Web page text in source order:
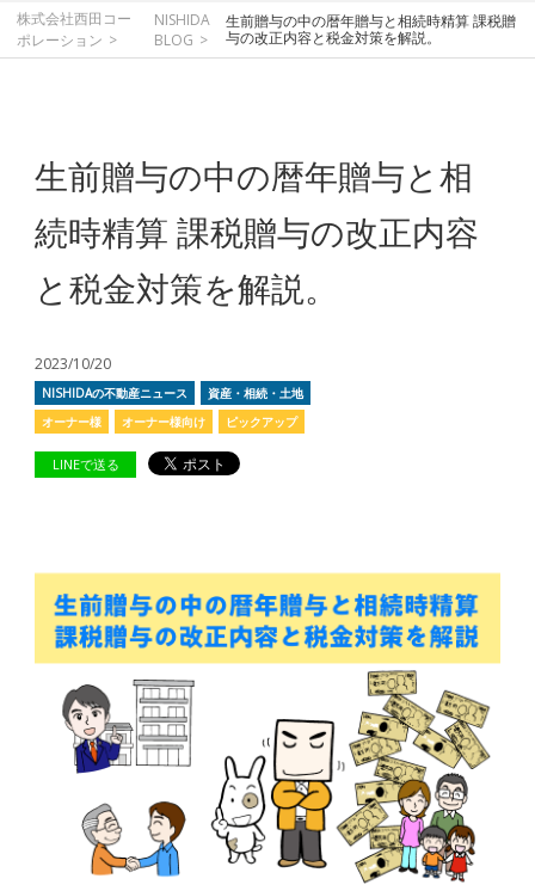
株式会社西田コー
ポレーション
NISHIDA
BLOG
生前贈与の中の暦年贈与と相続時精算 課税贈
与の改正内容と税金対策を解説。
生前贈与の中の暦年贈与と相
続時精算 課税贈与の改正内容
と税金対策を解説。
2023/10/20
NISHIDAの不動産ニュース
資産・相続・土地
オーナー様
オーナー様向け ピックアップ
LINEで送る